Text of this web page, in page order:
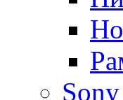
Sony